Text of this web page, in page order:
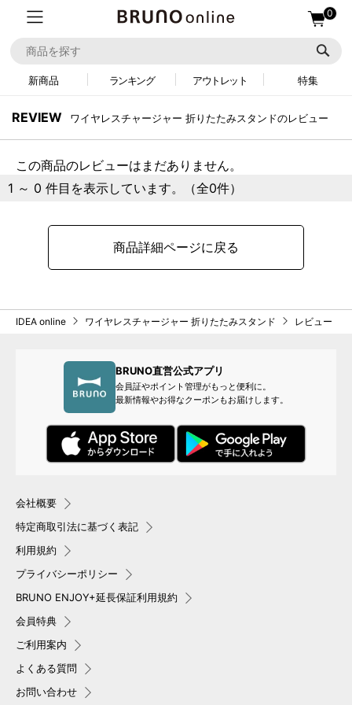
0
新商品 ランキング アウトレット 特集
REVIEW ワイヤレスチャージャー 折りたたみスタンドのレビュー
この商品のレビューはまだありません。
1 ～ 0 件目を表示しています。（全0件）
商品詳細ページに戻る
IDEA online ワイヤレスチャージャー 折りたたみスタンド レビュー
BRUNO直営公式アプリ
会員証やポイント管理がもっと便利に。
最新情報やお得なクーポンもお届けします。
会社概要
特定商取引法に基づく表記
利用規約
プライバシーポリシー
BRUNO ENJOY+延長保証利用規約
会員特典
ご利用案内
よくある質問
お問い合わせ